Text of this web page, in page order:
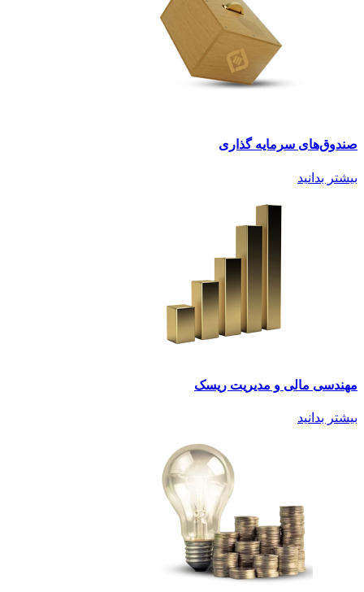
صندوق‌های سرمایه گذاری
بیشتر بدانید
مهندسی مالی و مدیریت ریسک
بیشتر بدانید